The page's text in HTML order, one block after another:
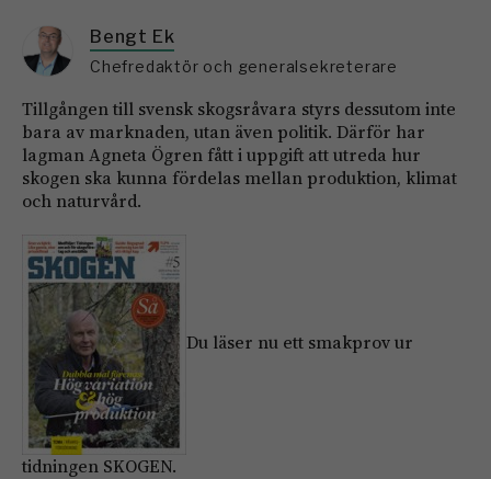
Bengt Ek
Chefredaktör och generalsekreterare
Tillgången till svensk skogsråvara styrs dessutom inte
bara av marknaden, utan även politik. Därför har
lagman Agneta Ögren fått i uppgift att utreda hur
skogen ska kunna fördelas mellan produktion, klimat
och naturvård.
Du läser nu ett smakprov ur
tidningen SKOGEN.